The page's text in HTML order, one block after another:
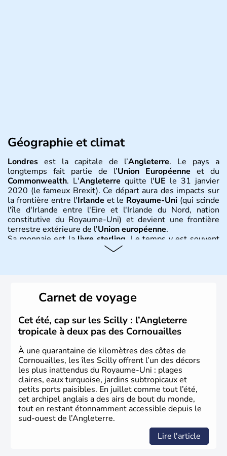
Géographie et climat
Londres est la capitale de l’Angleterre. Le pays a
longtemps fait partie de l’Union Européenne et du
Commonwealth. L'Angleterre quitte l'UE le 31 janvier
2020 (le fameux Brexit). Ce départ aura des impacts sur
la frontière entre l'Irlande et le Royaume-Uni (qui scinde
l'île d'Irlande entre l'Eire et l'Irlande du Nord, nation
constitutive du Royaume-Uni) et devient une frontière
terrestre extérieure de l'Union européenne.
Sa monnaie est lalivre sterling . Le temps y est souvent
instable avec de nombreuses précipitations : il s’agit d’un
Histoire et administration
L'Angleterre est l’une des quatre nations constitutives du
Royaume-Uni. Elle est peuplée de plus de 50 millions
d’habitants, les Anglais, et constitue à elle seule, près de
84% de la population de l’ensemble. Le pays s’est créé au
Xème siècle et tient son nom desAngles
germanique installé sur ces terres. Première démocratie
parlementaire au monde, elle doit son développement à
l’essor industriel du XIXème siècle.
Carnet de voyage
Cet été, cap sur les Scilly : l’Angleterre
tropicale à deux pas des Cornouailles
À une quarantaine de kilomètres des côtes de
Cornouailles, les îles Scilly offrent l’un des décors
les plus inattendus du Royaume-Uni : plages
claires, eaux turquoise, jardins subtropicaux et
petits ports paisibles. En juillet comme tout l’été,
cet archipel anglais a des airs de bout du monde,
tout en restant étonnamment accessible depuis le
sud-ouest de l’Angleterre.
Lire l'article